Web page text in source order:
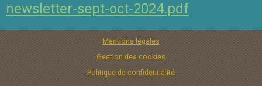
newsletter-sept-oct-2024.pdf
Mentions légales
Gestion des cookies
Politique de confidentialité